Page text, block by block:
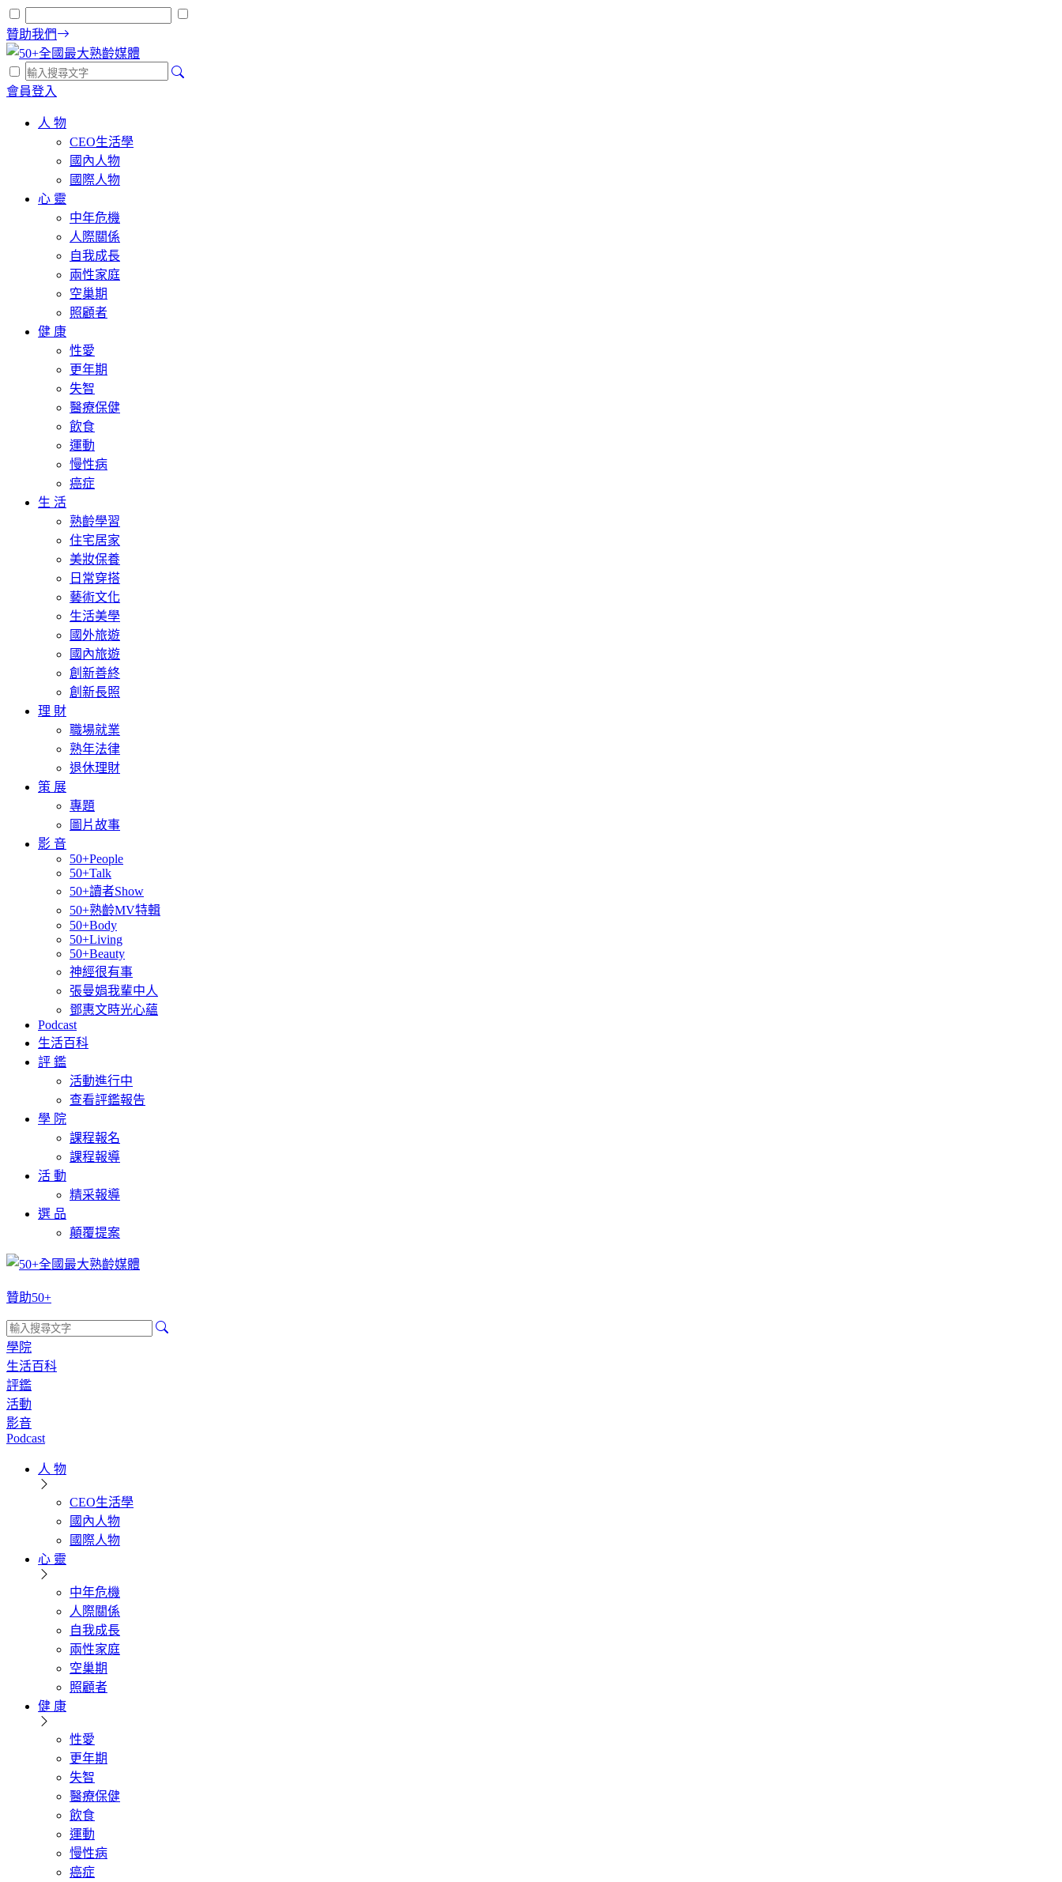
贊助我們
會員登入
人 物
CEO生活學
國內人物
國際人物
心 靈
中年危機
人際關係
自我成長
兩性家庭
空巢期
照顧者
健 康
性愛
更年期
失智
醫療保健
飲食
運動
慢性病
癌症
生 活
熟齡學習
住宅居家
美妝保養
日常穿搭
藝術文化
生活美學
國外旅遊
國內旅遊
創新善終
創新長照
理 財
職場就業
熟年法律
退休理財
策 展
專題
圖片故事
影 音
50+People
50+Talk
50+讀者Show
50+熟齡MV特輯
50+Body
50+Living
50+Beauty
神經很有事
張曼娟我輩中人
鄧惠文時光心蘊
Podcast
生活百科
評 鑑
活動進行中
查看評鑑報告
學 院
課程報名
課程報導
活 動
精采報導
選 品
顛覆提案
贊助50+
學院
生活百科
評鑑
活動
影音
Podcast
人 物
CEO生活學
國內人物
國際人物
心 靈
中年危機
人際關係
自我成長
兩性家庭
空巢期
照顧者
健 康
性愛
更年期
失智
醫療保健
飲食
運動
慢性病
癌症